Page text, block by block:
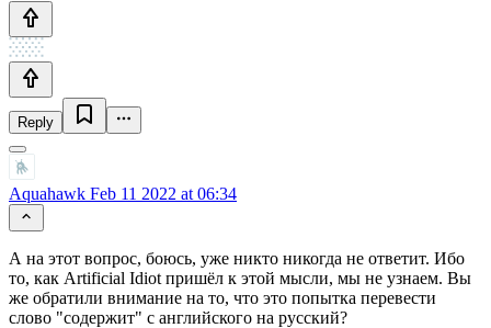
Reply
Aquahawk Feb 11 2022 at 06:34
А на этот вопрос, боюсь, уже никто никогда не ответит. Ибо
то, как Artificial Idiot пришёл к этой мысли, мы не узнаем. Вы
же обратили внимание на то, что это попытка перевести
слово "содержит" с английского на русский?